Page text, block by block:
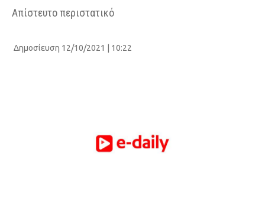
Podcasts
Life
Απίστευτο περιστατικό
Δημοσίευση 12/10/2021 | 10:22